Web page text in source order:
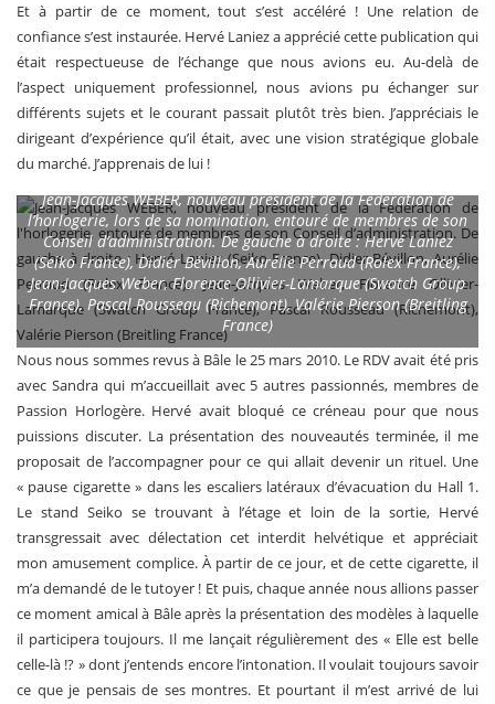
Et à partir de ce moment, tout s’est accéléré ! Une relation de
confiance s’est instaurée. Hervé Laniez a apprécié cette publication qui
était respectueuse de l’échange que nous avions eu. Au-delà de
l’aspect uniquement professionnel, nous avions pu échanger sur
différents sujets et le courant passait plutôt très bien. J’appréciais le
dirigeant d’expérience qu’il était, avec une vision stratégique globale
du marché. J’apprenais de lui !
Jean-Jacques WEBER, nouveau président de la Fédération de
l’horlogerie, lors de sa nomination, entouré de membres de son
Conseil d’administration. De gauche à droite : Hervé Laniez
(Seiko France), Didier Bévillon, Aurélie Perraud (Rolex France),
Jean-Jacques Weber, Florence Ollivier-Lamarque (Swatch Group
France), Pascal Rousseau (Richemont), Valérie Pierson (Breitling
France)
Nous nous sommes revus à Bâle le 25 mars 2010. Le RDV avait été pris
avec Sandra qui m’accueillait avec 5 autres passionnés, membres de
Passion Horlogère. Hervé avait bloqué ce créneau pour que nous
puissions discuter. La présentation des nouveautés terminée, il me
proposait de l’accompagner pour ce qui allait devenir un rituel. Une
« pause cigarette » dans les escaliers latéraux d’évacuation du Hall 1.
Le stand Seiko se trouvant à l’étage et loin de la sortie, Hervé
transgressait avec délectation cet interdit helvétique et appréciait
mon amusement complice. À partir de ce jour, et de cette cigarette, il
m’a demandé de le tutoyer ! Et puis, chaque année nous allions passer
ce moment amical à Bâle après la présentation des modèles à laquelle
il participera toujours. Il me lançait régulièrement des « Elle est belle
celle-là !? » dont j’entends encore l’intonation. Il voulait toujours savoir
ce que je pensais de ses montres. Et pourtant il m’est arrivé de lui